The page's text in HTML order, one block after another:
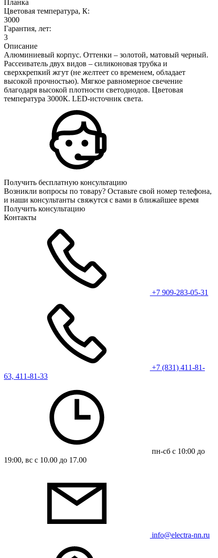
Планка
Цветовая температура, К:
3000
Гарантия, лет:
3
Описание
Алюминиевый корпус. Оттенки – золотой, матовый черный.
Рассеиватель двух видов – силиконовая трубка и
сверхкрепкий жгут (не желтеет со временем, обладает
высокой прочностью). Мягкое равномерное свечение
благодаря высокой плотности светодиодов. Цветовая
температура 3000К. LED-источник света.
Получить бесплатную консультацию
Возникли вопросы по товару? Оставьте свой номер телефона,
и наши консультанты свяжутся с вами в ближайшее время
Получить консультацию
Контакты
+7 909-283-05-31
+7 (831) 411-81-
63, 411-81-33
пн-сб с 10:00 до
19:00, вс с 10.00 до 17.00
info@electra-nn.ru